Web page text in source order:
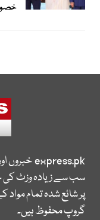
express.pkخبروں
سب سے زیادہ وزٹ کی
پر شائع شدہ تمام
گروپ محفوظ ہیں۔